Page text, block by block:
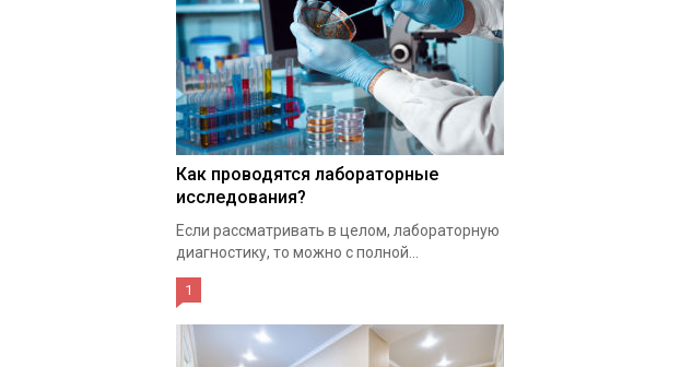
Как проводятся лабораторные
исследования?
Если рассматривать в целом, лабораторную
диагностику, то можно с полной...
1